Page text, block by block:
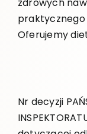
praktycznego
Oferujemy
Nr decyzji